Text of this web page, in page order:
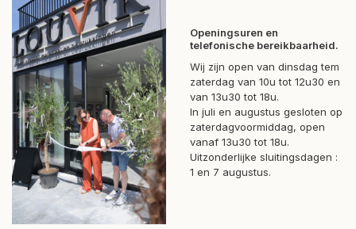
Openingsuren en
telefonische bereikbaarheid.
Wij zijn open van dinsdag tem
zaterdag van 10u tot 12u30 en
van 13u30 tot 18u.
In juli en augustus gesloten op
zaterdagvoormiddag, open
vanaf 13u30 tot 18u.
Uitzonderlijke sluitingsdagen :
1 en 7 augustus.